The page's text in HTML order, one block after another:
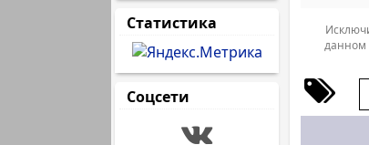
Статистика
Соцсети
данном